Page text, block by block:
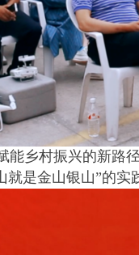
能乡村振兴的新路
就是金山银山”的实